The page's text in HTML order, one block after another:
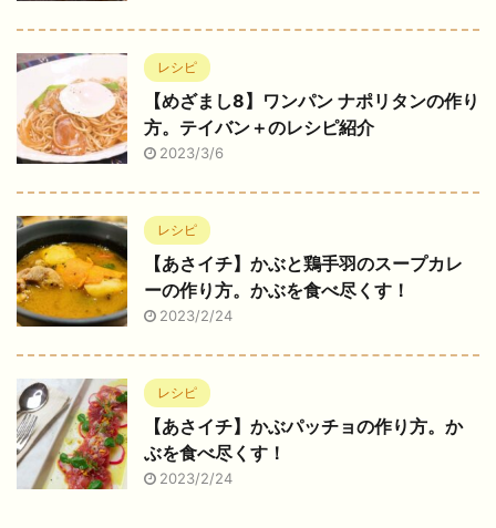
レシピ
【めざまし8】ワンパン ナポリタンの作り
方。テイバン＋のレシピ紹介
2023/3/6
レシピ
【あさイチ】かぶと鶏手羽のスープカレ
ーの作り方。かぶを食べ尽くす！
2023/2/24
レシピ
【あさイチ】かぶパッチョの作り方。か
ぶを食べ尽くす！
2023/2/24